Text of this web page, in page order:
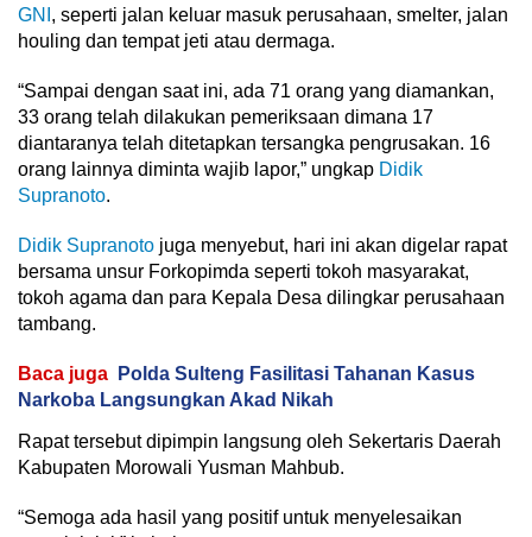
GNI , seperti jalan keluar masuk perusahaan, smelter, jalan
houling dan tempat jeti atau dermaga.
“Sampai dengan saat ini, ada 71 orang yang diamankan,
33 orang telah dilakukan pemeriksaan dimana 17
diantaranya telah ditetapkan tersangka pengrusakan. 16
orang lainnya diminta wajib lapor,” ungkap Didik
Supranoto.
Didik Supranoto juga menyebut, hari ini akan digelar rapat
bersama unsur Forkopimda seperti tokoh masyarakat,
tokoh agama dan para Kepala Desa dilingkar perusahaan
tambang.
Baca juga
Polda Sulteng Fasilitasi Tahanan Kasus
Narkoba Langsungkan Akad Nikah
Rapat tersebut dipimpin langsung oleh Sekertaris Daerah
Kabupaten Morowali Yusman Mahbub.
“Semoga ada hasil yang positif untuk menyelesaikan